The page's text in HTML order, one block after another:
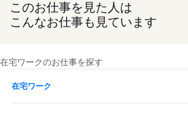
このお仕事を見た人は
こんなお仕事も見ています
在宅ワークのお仕事を探す
在宅ワーク